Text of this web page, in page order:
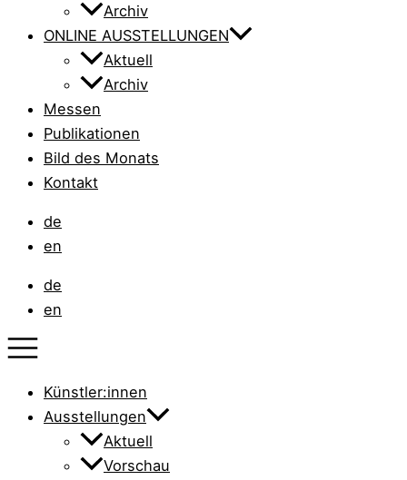
Archiv
ONLINE AUSSTELLUNGEN
Aktuell
Archiv
Messen
Publikationen
Bild des Monats
Kontakt
de
en
de
en
Künstler:innen
Ausstellungen
Aktuell
Vorschau